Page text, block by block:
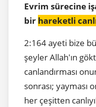
Evrim sürecine
bir hareketli
2:164 ayeti bize
şeyler Allah'ın
canlandırması
sonrası; yayması
her çeşitten